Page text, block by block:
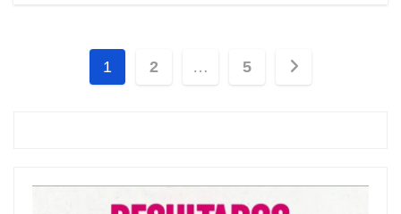
Paginación
1 2 … 5